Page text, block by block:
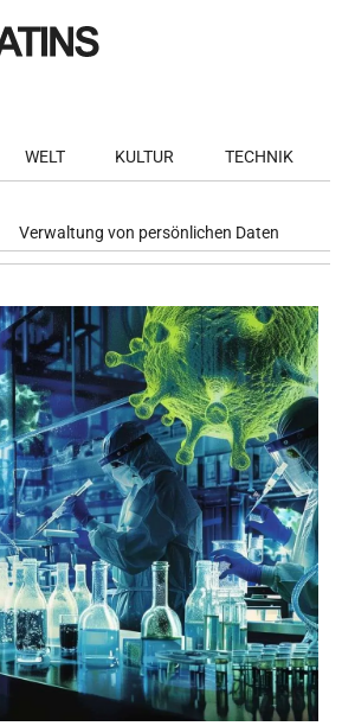
WELT KULTUR TECHNIK
Verwaltung von persönlichen Daten